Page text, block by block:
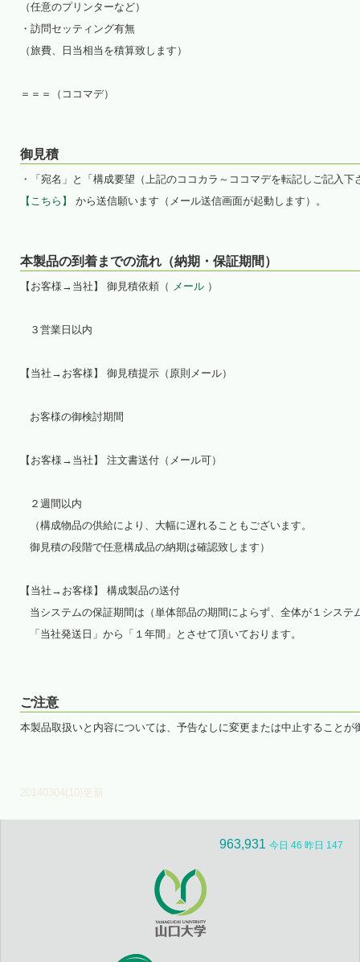
（任意のプリンターなど）
・訪問セッティング有無
（旅費、日当相当を積算致します）
＝＝＝（ココマデ）
御見積
・「宛名」と「構成要望（上記のココカラ～ココマデを転記しご記入下
【こちら】 から送信願います（メール送信画面が起動します）。
本製品の到着までの流れ（納期・保証期間）
【お客様→当社】 御見積依頼（ メール ）
３営業日以内
【当社→お客様】 御見積提示（原則メール）
お客様の御検討期間
【お客様→当社】 注文書送付（メール可）
２週間以内
（構成物品の供給により、大幅に遅れることもございます。
御見積の段階で任意構成品の納期は確認致します）
【当社→お客様】 構成製品の送付
当システムの保証期間は（単体部品の期間によらず、全体が１システ
「当社発送日」から「１年間」とさせて頂いております。
ご注意
本製品取扱いと内容については、予告なしに変更または中止することが
20140304(10)更新
963,931 今日 46 昨日 147